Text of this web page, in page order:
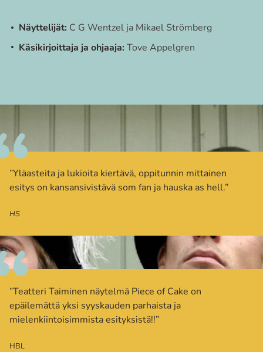
Näyttelijät: C G Wentzel ja Mikael Strömberg
Käsikirjoittaja ja ohjaaja: Tove Appelgren
”Yläasteita ja lukioita kiertävä, oppitunnin mittainen
esitys on kansansivistävä som fan ja hauska as hell.”
HS
”Teatteri Taiminen näytelmä Piece of Cake on
epäilemättä yksi syyskauden parhaista ja
mielenkiintoisimmista esityksistä!!”
HBL